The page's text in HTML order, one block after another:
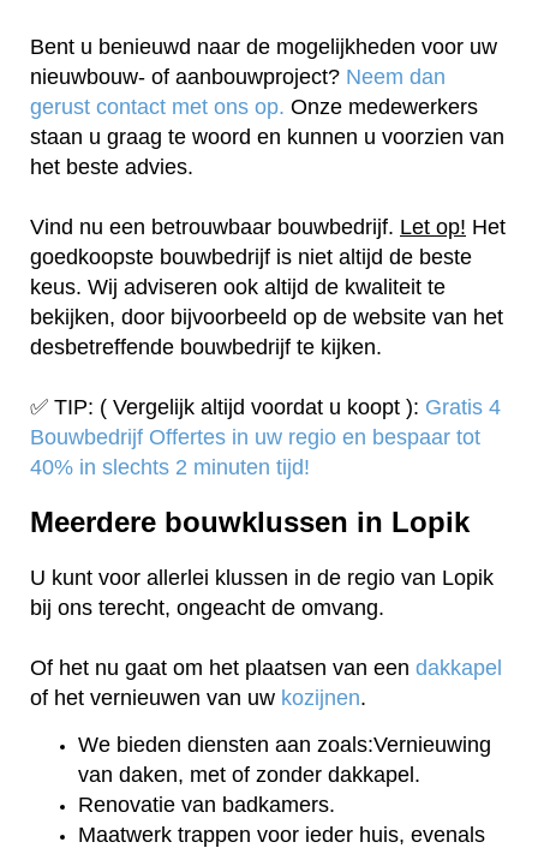
Bent u benieuwd naar de mogelijkheden voor uw
nieuwbouw- of aanbouwproject? Neem dan
gerust contact met ons op. Onze medewerkers
staan u graag te woord en kunnen u voorzien van
het beste advies.
Vind nu een betrouwbaar bouwbedrijf. Let op! Het
goedkoopste bouwbedrijf is niet altijd de beste
keus. Wij adviseren ook altijd de kwaliteit te
bekijken, door bijvoorbeeld op de website van het
desbetreffende bouwbedrijf te kijken.
✅ TIP: ( Vergelijk altijd voordat u koopt ): Gratis 4
Bouwbedrijf Offertes in uw regio en bespaar tot
40% in slechts 2 minuten tijd!
Meerdere bouwklussen in Lopik
U kunt voor allerlei klussen in de regio van Lopik
bij ons terecht, ongeacht de omvang.
Of het nu gaat om het plaatsen van een dakkapel
of het vernieuwen van uw kozijnen.
We bieden diensten aan zoals:Vernieuwing
van daken, met of zonder dakkapel.
Renovatie van badkamers.
Maatwerk trappen voor ieder huis, evenals